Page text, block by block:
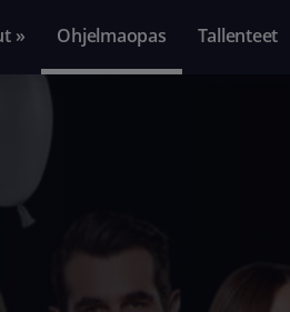
» Ohjelmaopas Tallenteet